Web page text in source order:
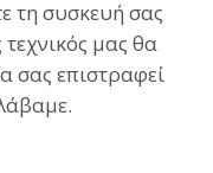
τη συσκευή σας
μας θα
σας επιστραφεί